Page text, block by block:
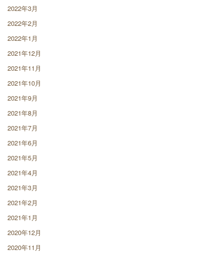
2022年3月
2022年2月
2022年1月
2021年12月
2021年11月
2021年10月
2021年9月
2021年8月
2021年7月
2021年6月
2021年5月
2021年4月
2021年3月
2021年2月
2021年1月
2020年12月
2020年11月